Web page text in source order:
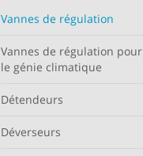
Vannes de régulation
Vannes de régulation pour
le génie climatique
Détendeurs
Déverseurs